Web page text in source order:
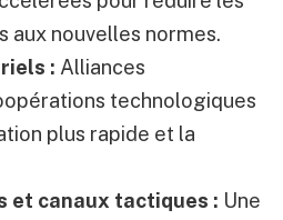
aux nouvelles normes.
: Alliances
technologiques
plus rapide et la
et canaux tactiques : Une